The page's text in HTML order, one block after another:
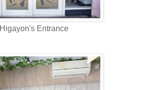
Higayon's Entrance